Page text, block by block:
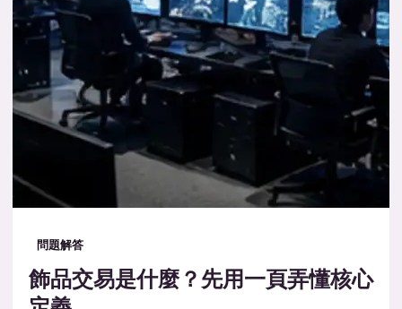
問題解答
飾品交易是什麼？先用一頁弄懂核心